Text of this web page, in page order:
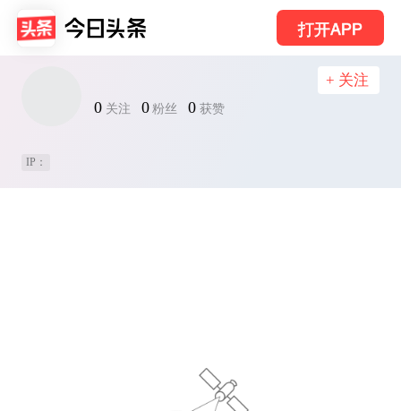
打开APP
0 关注 0 粉丝 0 获赞
+ 关注
IP：